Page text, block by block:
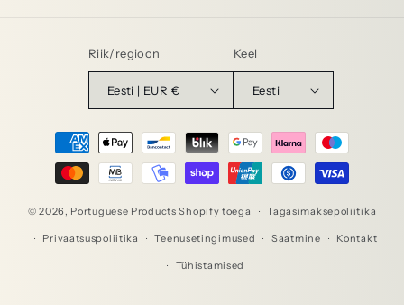
Riik/regioon
Eesti | EUR €
Keel
Eesti
Makseviisid
© 2026, Portuguese Products Shopify toega Tagasimaksepoliitika
Privaatsuspoliitika Teenusetingimused Saatmine Kontakt
Tühistamised